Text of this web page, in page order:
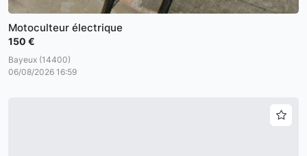
Motoculteur électrique
150 €
Bayeux (14400)
06/08/2026 16:59